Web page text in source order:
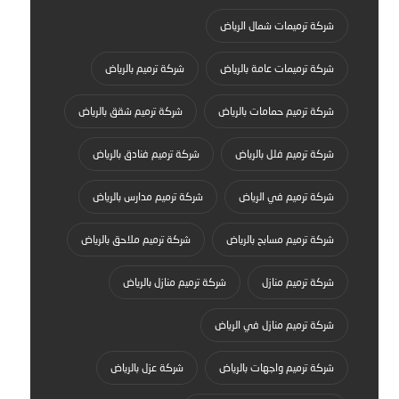
شركة ترميمات شمال الرياض
شركة ترميمات عامة بالرياض شركة ترميم بالرياض
شركة ترميم حمامات بالرياض شركة ترميم شقق بالرياض
شركة ترميم فلل بالرياض شركة ترميم فنادق بالرياض
شركة ترميم في الرياض شركة ترميم مدارس بالرياض
شركة ترميم مسابح بالرياض شركة ترميم ملاحق بالرياض
شركة ترميم منازل شركة ترميم منازل بالرياض
شركة ترميم منازل في الرياض
شركة ترميم واجهات بالرياض شركة عزل بالرياض